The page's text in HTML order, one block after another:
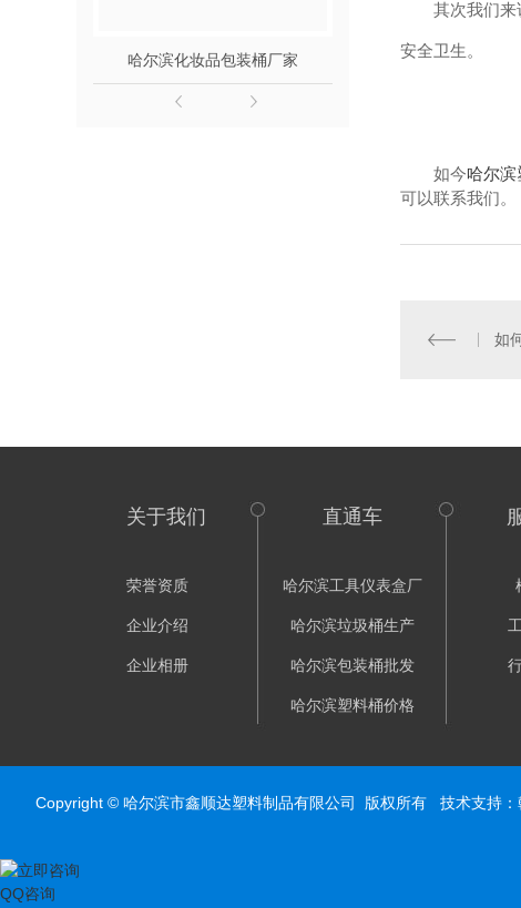
哈尔滨化妆品包装桶厂家 200L食品级酸菜塑
其次我们
安全卫生。
如今哈尔
可以联系我们。
关于我们
荣誉资质
企业介绍
企业相册
直通车
哈尔滨工具仪表盒厂
哈尔滨垃圾桶生产
哈尔滨包装桶批发
哈尔滨塑料桶价格
Copyright © 哈尔滨市鑫顺达塑料制品有限公司 版权所有 技术支持：
QQ咨询